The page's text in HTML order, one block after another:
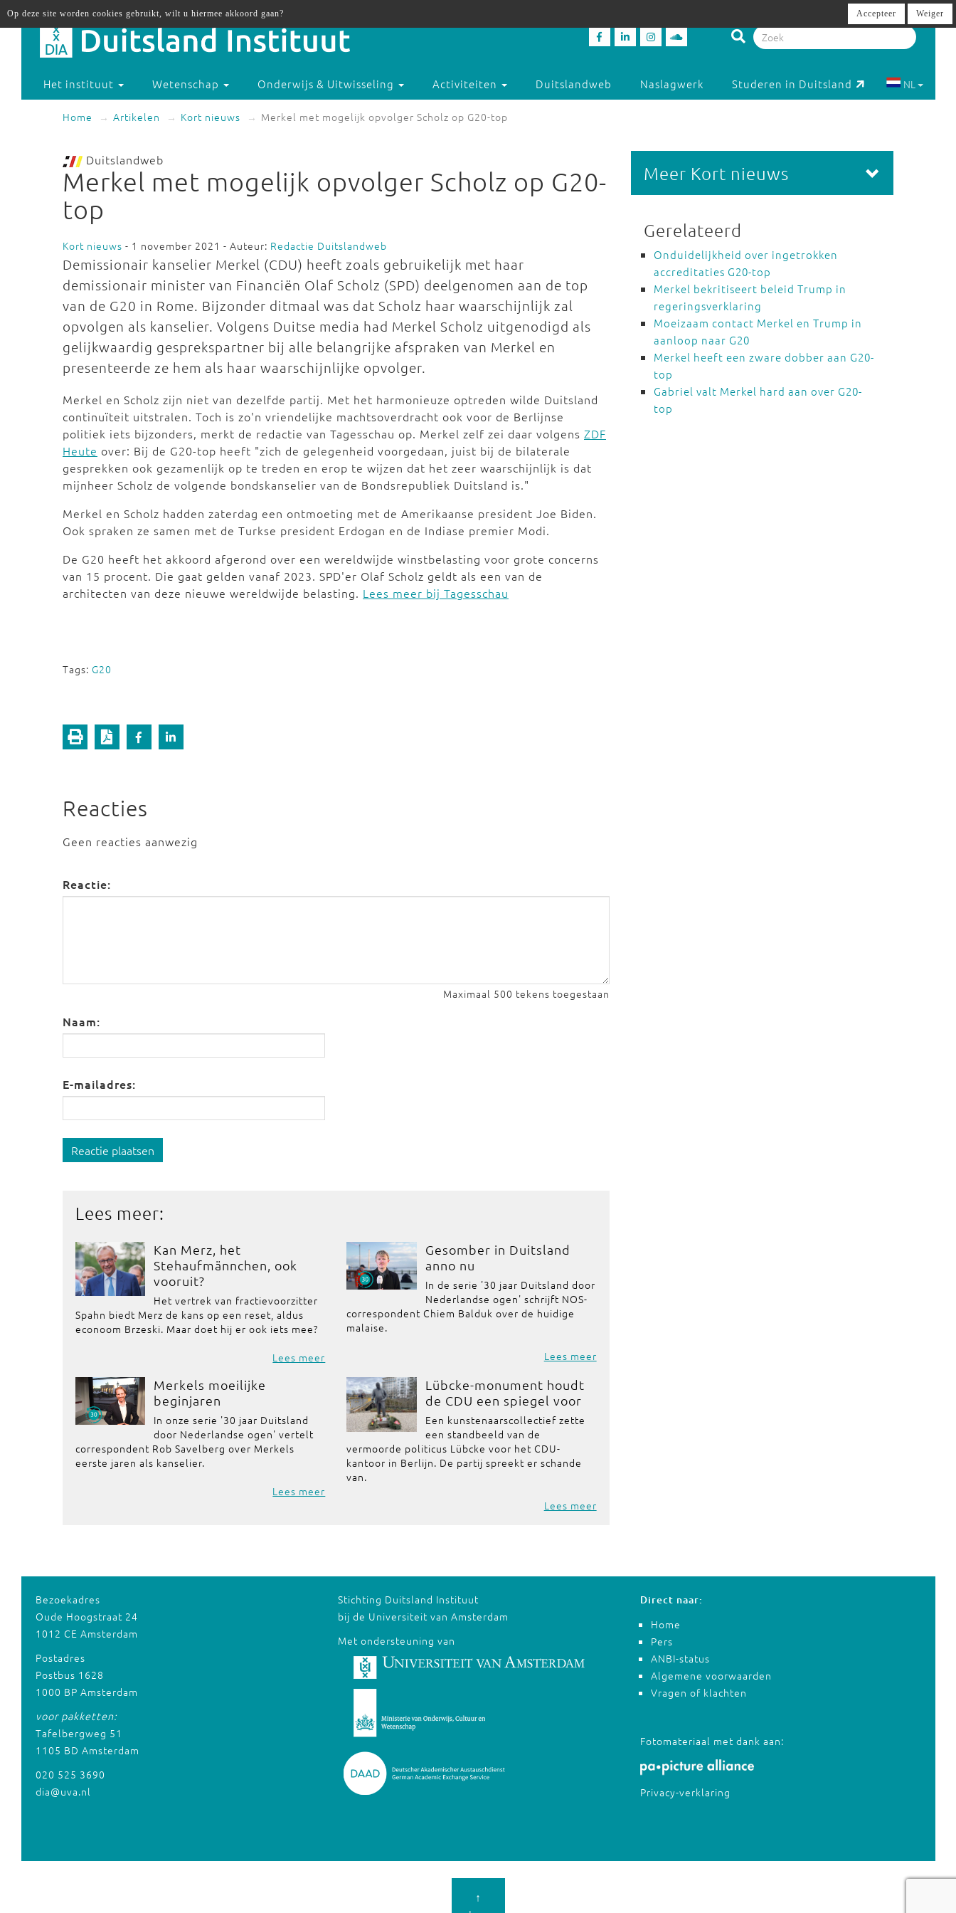
Het instituut Wetenschap Onderwijs & Uitwisseling Activiteiten Duitslandweb Naslagwerk Studeren in Duitsland NL
Home Artikelen Kort nieuws Merkel met mogelijk opvolger Scholz op G20-top
Duitslandweb
Merkel met mogelijk opvolger Scholz op G20-
top
Kort nieuws - 1 november 2021 - Auteur: Redactie Duitslandweb
Demissionair kanselier Merkel (CDU) heeft zoals gebruikelijk met haar
demissionair minister van Financiën Olaf Scholz (SPD) deelgenomen aan de top
van de G20 in Rome. Bijzonder ditmaal was dat Scholz haar waarschijnlijk zal
opvolgen als kanselier. Volgens Duitse media had Merkel Scholz uitgenodigd als
gelijkwaardig gesprekspartner bij alle belangrijke afspraken van Merkel en
presenteerde ze hem als haar waarschijnlijke opvolger.
Merkel en Scholz zijn niet van dezelfde partij. Met het harmonieuze optreden wilde Duitsland
continuïteit uitstralen. Toch is zo'n vriendelijke machtsoverdracht ook voor de Berlijnse
politiek iets bijzonders, merkt de redactie van Tagesschau op. Merkel zelf zei daar volgens ZDF
Heute over: Bij de G20-top heeft "zich de gelegenheid voorgedaan, juist bij de bilaterale
gesprekken ook gezamenlijk op te treden en erop te wijzen dat het zeer waarschijnlijk is dat
mijnheer Scholz de volgende bondskanselier van de Bondsrepubliek Duitsland is."
Merkel en Scholz hadden zaterdag een ontmoeting met de Amerikaanse president Joe Biden.
Ook spraken ze samen met de Turkse president Erdogan en de Indiase premier Modi.
De G20 heeft het akkoord afgerond over een wereldwijde winstbelasting voor grote concerns
van 15 procent. Die gaat gelden vanaf 2023. SPD'er Olaf Scholz geldt als een van de
architecten van deze nieuwe wereldwijde belasting. Lees meer bij Tagesschau
Tags: G20
Reacties
Geen reacties aanwezig
Reactie:
Maximaal 500 tekens toegestaan
Naam:
E-mailadres:
Reactie plaatsen
Lees meer:
Kan Merz, het
Stehaufmännchen, ook
vooruit?
Het vertrek van fractievoorzitter
Spahn biedt Merz de kans op een reset, aldus
econoom Brzeski. Maar doet hij er ook iets mee?
Lees meer
Gesomber in Duitsland
anno nu
In de serie '30 jaar Duitsland door
Nederlandse ogen' schrijft NOS-
correspondent Chiem Balduk over de huidige
malaise.
Lees meer
Merkels moeilijke
beginjaren
In onze serie '30 jaar Duitsland
door Nederlandse ogen' vertelt
correspondent Rob Savelberg over Merkels
eerste jaren als kanselier.
Lees meer
Lübcke-monument houdt
de CDU een spiegel voor
Een kunstenaarscollectief zette
een standbeeld van de
vermoorde politicus Lübcke voor het CDU-
kantoor in Berlijn. De partij spreekt er schande
van.
Lees meer
Meer Kort nieuws
Gerelateerd
Onduidelijkheid over ingetrokken
accreditaties G20-top
Merkel bekritiseert beleid Trump in
regeringsverklaring
Moeizaam contact Merkel en Trump in
aanloop naar G20
Merkel heeft een zware dobber aan G20-
top
Gabriel valt Merkel hard aan over G20-
top
Bezoekadres
Oude Hoogstraat 24
1012 CE Amsterdam
Postadres
Postbus 1628
1000 BP Amsterdam
voor pakketten:
Tafelbergweg 51
1105 BD Amsterdam
020 525 3690
dia@uva.nl
Stichting Duitsland Instituut
bij de Universiteit van Amsterdam
Met ondersteuning van
Direct naar:
Home
Pers
ANBI-status
Algemene voorwaarden
Vragen of klachten
Fotomateriaal met dank aan:
Privacy-verklaring
↑
Op deze site worden cookies gebruikt, wilt u hiermee akkoord gaan? Accepteer Weiger